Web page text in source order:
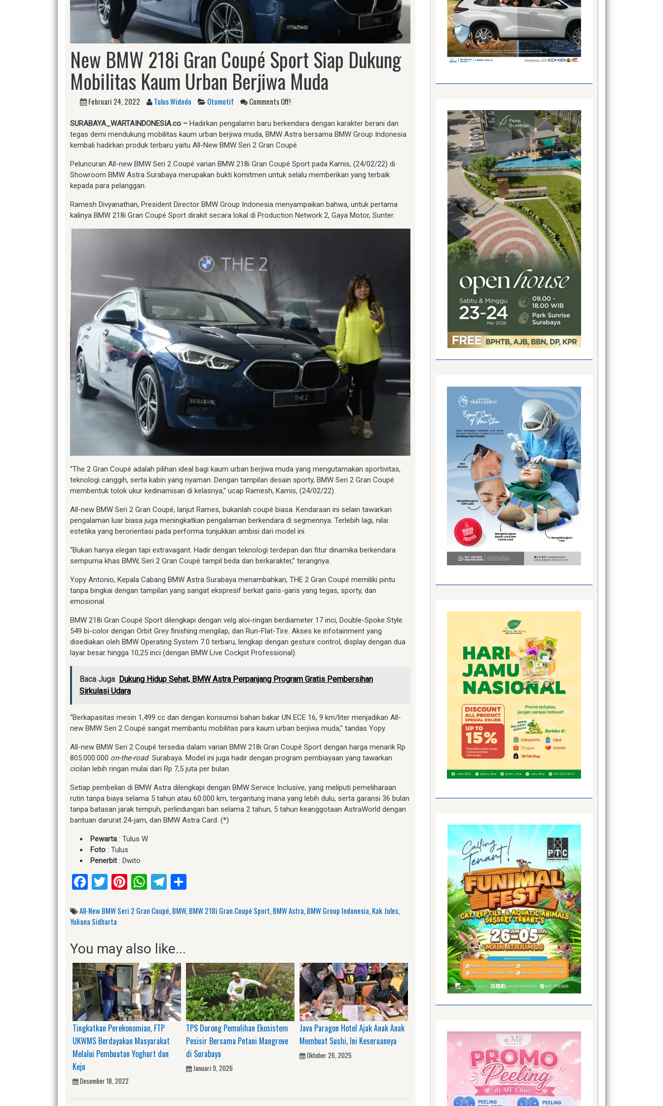
New BMW 218i Gran Coupé Sport Siap Dukung
Mobilitas Kaum Urban Berjiwa Muda
Februari 24, 2022 Tulus Widodo Otomotif Comments Off!
SURABAYA_WARTAINDONESIA.co – Hadirkan pengalamn baru berkendara dengan karakter berani dan
tegas demi mendukung mobilitas kaum urban berjiwa muda, BMW Astra bersama BMW Group Indonesia
kembali hadirkan produk terbaru yaitu All-New BMW Seri 2 Gran Coupé.
Peluncuran All-new BMW Seri 2 Coupé varian BMW 218i Gran Coupé Sport pada Kamis, (24/02/22) di
Showroom BMW Astra Surabaya merupakan bukti komitmen untuk selalu memberikan yang terbaik
kepada para pelanggan.
Ramesh Divyanathan, President Director BMW Group Indonesia menyampaikan bahwa, untuk pertama
kalinya BMW 218i Gran Coupé Sport dirakit secara lokal di Production Network 2, Gaya Motor, Sunter.
“The 2 Gran Coupé adalah pilihan ideal bagi kaum urban berjiwa muda yang mengutamakan sportivitas,
teknologi canggih, serta kabin yang nyaman. Dengan tampilan desain sporty, BMW Seri 2 Gran Coupé
membentuk tolok ukur kedinamisan di kelasnya,” ucap Ramesh, Kamis, (24/02/22).
All-new BMW Seri 2 Gran Coupé, lanjut Rames, bukanlah coupé biasa. Kendaraan ini selain tawarkan
pengalaman luar biasa juga meningkatkan pengalaman berkendara di segmennya. Terlebih lagi, nilai
estetika yang berorientasi pada performa tunjukkan ambisi dari model ini.
“Bukan hanya elegan tapi extravagant. Hadir dengan teknologi terdepan dan fitur dinamika berkendara
sempurna khas BMW, Seri 2 Gran Coupè tampil beda dan berkarakter,” terangnya.
Yopy Antonio, Kepala Cabang BMW Astra Surabaya menambahkan, THE 2 Gran Coupé memiliki pintu
tanpa bingkai dengan tampilan yang sangat ekspresif berkat garis-garis yang tegas, sporty, dan
emosional.
BMW 218i Gran Coupé Sport dilengkapi dengan velg aloi-ringan berdiameter 17 inci, Double-Spoke Style
549 bi-color dengan Orbit Grey finishing mengilap, dan Run-Flat-Tire. Akses ke infotainment yang
disediakan oleh BMW Operating System 7.0 terbaru, lengkap dengan gesture control, display dengan dua
layar besar hingga 10,25 inci (dengan BMW Live Cockpit Professional).
Baca Juga Dukung Hidup Sehat, BMW Astra Perpanjang Program Gratis Pembersihan
Sirkulasi Udara
“Berkapasitas mesin 1,499 cc dan dengan konsumsi bahan bakar UN ECE 16, 9 km/liter menjadikan All-
new BMW Seri 2 Coupé sangat membantu mobilitas para kaum urban berjiwa muda,” tandas Yopy.
All-new BMW Seri 2 Coupé tersedia dalam varian BMW 218i Gran Coupé Sport dengan harga menarik Rp
805.000.000 on-the-roadSurabaya. Model ini juga hadir dengan program pembiayaan yang tawarkan
cicilan lebih ringan mulai dari Rp 7,5 juta per bulan.
Setiap pembelian di BMW Astra dilengkapi dengan BMW Service Inclusive, yang meliputi pemeliharaan
rutin tanpa biaya selama 5 tahun atau 60.000 km, tergantung mana yang lebih dulu, serta garansi 36 bulan
tanpa batasan jarak tempuh, perlindungan ban selama 2 tahun, 5 tahun keanggotaan AstraWorld dengan
bantuan darurat 24-jam, dan BMW Astra Card. (*)
Pewarta : Tulus W
Foto : Tulus
Penerbit: Dwito
Facebook
Twitter
Pinterest
WhatsApp
Telegram
All-New BMW Seri 2 Gran Coupé,BMW,BMW 218i Gran Coupé Sport,BMW Astra,BMW Group Indonesia,Kak Jules,
Yuliana Sidharta
You may also like...
Tingkatkan Perekonomian, FTP
UKWMS Berdayakan Masyarakat
Melalui Pembuatan Yoghurt dan
Keju
Desember 18, 2022
TPS Dorong Pemulihan Ekosistem
Pesisir Bersama Petani Mangrove
di Surabaya
Januari 9, 2026
Java Paragon Hotel Ajak Anak Anak
Membuat Sushi, Ini Keseruannya
Oktober 26, 2025